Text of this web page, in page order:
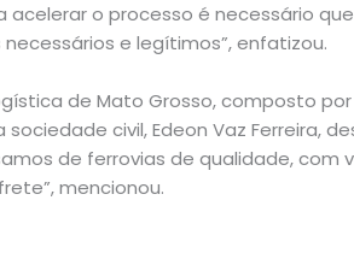
acelerar o processo é necessário
e legítimos”, enfatizou.
de Mato Grosso, composto
civil, Edeon Vaz Ferreira,
de ferrovias de qualidade, com
mencionou.